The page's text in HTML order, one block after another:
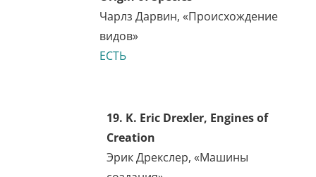
Б. С. Крандолл
Не найдено
Not Evil
Кларенс Дарроу
Не найдено